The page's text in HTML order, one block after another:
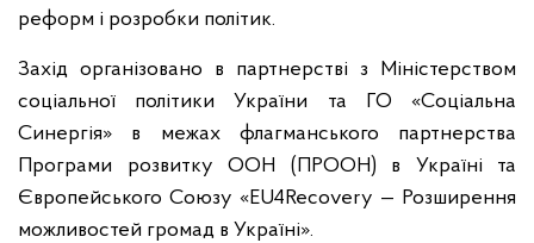
реформ і розробки політик.
Захід організовано в партнерстві з Міністерством
соціальної політики України та ГО «Соціальна
Синергія» в межах флагманського партнерства
Програми розвитку ООН (ПРООН) в Україні та
Європейського Союзу «EU4Recovery — Розширення
можливостей громад в Україні».